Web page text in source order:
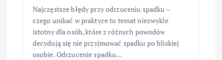
Najczęstsze błędy przy odrzuceniu spadku –
czego unikać w praktyce to temat niezwykle
istotny dla osób, które z różnych powodów
decydują się nie przyjmować spadku po bliskiej
osobie. Odrzucenie spadku…